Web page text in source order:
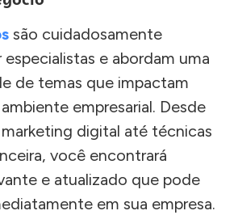
são cuidadosamente
e abordam uma
de temas que impactam
empresarial. Desde
digital até técnicas
você encontrará
e atualizado que pode
em sua empresa.